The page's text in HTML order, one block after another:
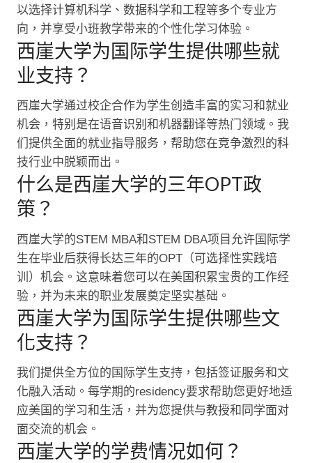
以选择计算机科学、数据科学和工程等多个专业方
向，并享受小班教学带来的个性化学习体验。
西崖大学为国际学生提供哪些就
业支持？
西崖大学通过校企合作为学生创造丰富的实习和就业
机会，特别是在语音识别和机器翻译等热门领域。我
们提供全面的就业指导服务，帮助您在竞争激烈的科
技行业中脱颖而出。
什么是西崖大学的三年OPT政
策？
西崖大学的STEM MBA和STEM DBA项目允许国际学
生在毕业后获得长达三年的OPT（可选择性实践培
训）机会。这意味着您可以在美国积累宝贵的工作经
验，并为未来的职业发展奠定坚实基础。
西崖大学为国际学生提供哪些文
化支持？
我们提供全方位的国际学生支持，包括签证服务和文
化融入活动。每学期的residency要求帮助您更好地适
应美国的学习和生活，并为您提供与教授和同学面对
面交流的机会。
西崖大学的学费情况如何？